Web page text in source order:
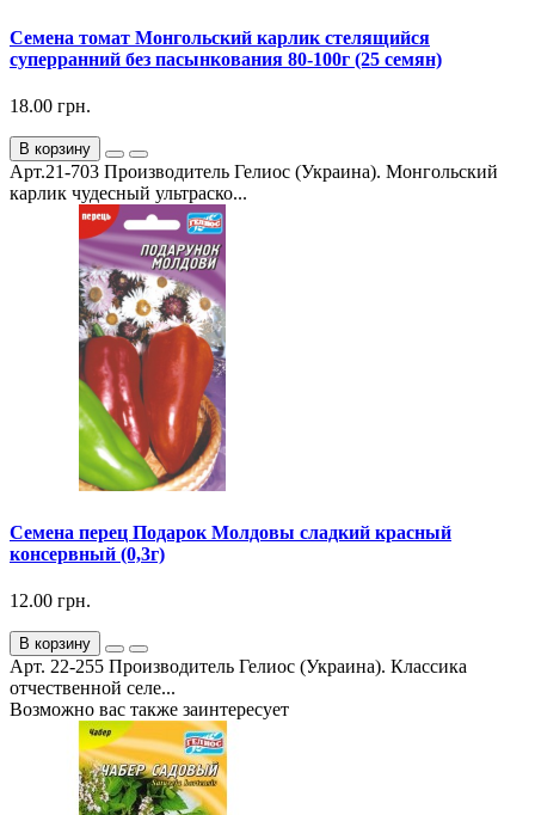
Семена томат Монгольский карлик стелящийся
суперранний без пасынкования 80-100г (25 семян)
18.00 грн.
В корзину
Арт.21-703 Производитель Гелиос (Украина). Монгольский
карлик чудесный ультраско...
Семена перец Подарок Молдовы сладкий красный
консервный (0,3г)
12.00 грн.
В корзину
Арт. 22-255 Производитель Гелиос (Украина). Классика
отчественной селе...
Возможно вас также заинтересует